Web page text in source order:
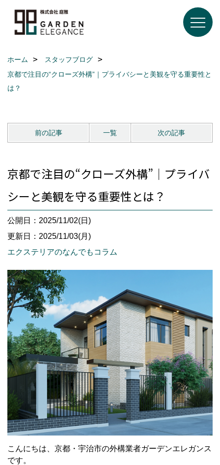
ホーム
スタッフブログ
京都で注目の“クローズ外構”｜プライバシーと美観を守る重要性と
は？
前の記事 一覧 次の記事
京都で注目の“クローズ外構”｜プライバ
シーと美観を守る重要性とは？
公開日：2025/11/02(日)
更新日：2025/11/03(月)
エクステリアのなんでもコラム
こんにちは、京都・宇治市の外構業者ガーデンエレガンス
です。